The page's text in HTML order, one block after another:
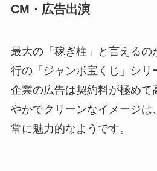
CM・広告出演
最大の「稼ぎ柱」と言えるの
行の「ジャンボ宝くじ」シリ
企業の広告は契約料が極めて
やかでクリーンなイメージは
常に魅力的なようです。